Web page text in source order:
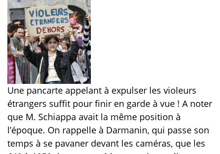
Une pancarte appelant à expulser les violeurs
étrangers suffit pour finir en garde à vue ! A noter
que M. Schiappa avait la même position à
l’époque. On rappelle à Darmanin, qui passe son
temps à se pavaner devant les caméras, que les